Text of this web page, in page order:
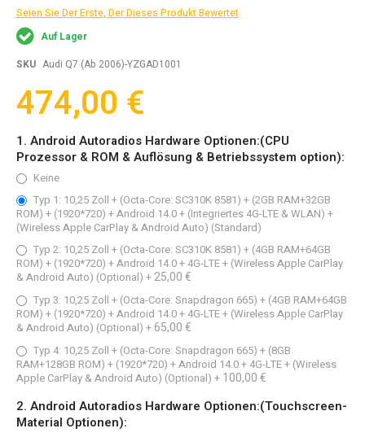
Seien Sie Der Erste, Der Dieses Produkt Bewertet
Auf Lager
SKU Audi Q7 (Ab 2006)-YZGAD1001
474,00 €
1. Android Autoradios Hardware Optionen:(CPU
Prozessor & ROM & Auflösung & Betriebssystem option):
Keine
Typ 1: 10,25 Zoll + (Octa-Core: SC310K 8581) + (2GB RAM+32GB
ROM) + (1920*720) + Android 14.0 + (Integriertes 4G-LTE & WLAN) +
(Wireless Apple CarPlay & Android Auto) (Standard)
Typ 2: 10,25 Zoll + (Octa-Core: SC310K 8581) + (4GB RAM+64GB
ROM) + (1920*720) + Android 14.0 + 4G-LTE + (Wireless Apple CarPlay
& Android Auto) (Optional) +25,00 €
Typ 3: 10,25 Zoll + (Octa-Core: Snapdragon 665) + (4GB RAM+64GB
ROM) + (1920*720) + Android 14.0 + 4G-LTE + (Wireless Apple CarPlay
& Android Auto) (Optional) +65,00 €
Typ 4: 10,25 Zoll + (Octa-Core: Snapdragon 665) + (8GB
RAM+128GB ROM) + (1920*720) + Android 14.0 + 4G-LTE + (Wireless
Apple CarPlay & Android Auto) (Optional) + 100,00 €
2. Android Autoradios Hardware Optionen:(Touchscreen-
Material Optionen):